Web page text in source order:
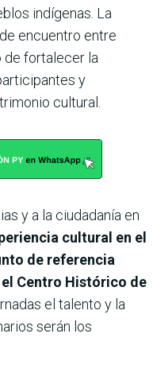
indígenas. La
encuentro entre
de fortalecer la
y
cultural.
y a la ciudadanía en
cultural en el
de referencia
Centro Histórico de
el talento y la
serán los